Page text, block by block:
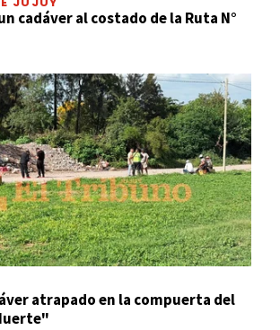
cadáver al costado de la Ruta N°
atrapado en la compuerta del